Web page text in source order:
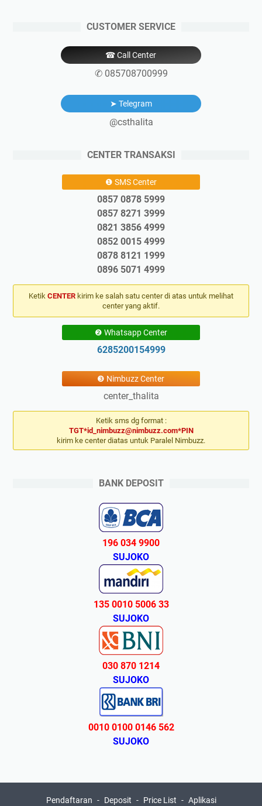
CUSTOMER SERVICE
☎ Call Center
✆ 085708700999
➤ Telegram
@csthalita
CENTER TRANSAKSI
❶ SMS Center
0857 0878 5999
0857 8271 3999
0821 3856 4999
0852 0015 4999
0878 8121 1999
0896 5071 4999
Ketik CENTER kirim ke salah satu center di atas untuk melihat
center yang aktif.
❷ Whatsapp Center
6285200154999
❸ Nimbuzz Center
center_thalita
Ketik sms dg format :
TGT*id_nimbuzz@nimbuzz.com*PIN
kirim ke center diatas untuk Paralel Nimbuzz.
BANK DEPOSIT
196 034 9900
SUJOKO
135 0010 5006 33
SUJOKO
030 870 1214
SUJOKO
0010 0100 0146 562
SUJOKO
Pendaftaran Deposit Price List Aplikasi